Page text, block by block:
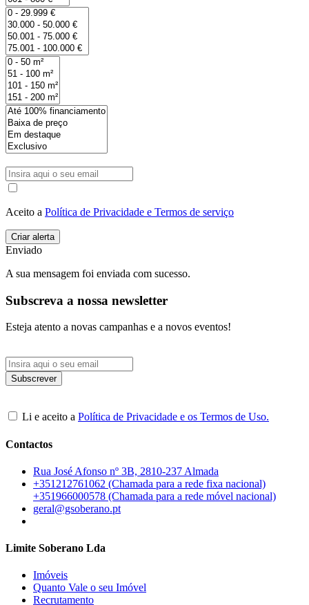
Aceito a Política de Privacidade e Termos de serviço
Enviado
A sua mensagem foi enviada com sucesso.
Subscreva a nossa newsletter
Esteja atento a novas campanhas e a novos eventos!
Li e aceito a Política de Privacidade e os Termos de Uso.
Contactos
Rua José Afonso nº 3B, 2810-237 Almada
+351212761062 (Chamada para a rede fixa nacional)
+351966000578 (Chamada para a rede móvel nacional)
geral@gsoberano.pt
Limite Soberano Lda
Imóveis
Quanto Vale o seu Imóvel
Recrutamento